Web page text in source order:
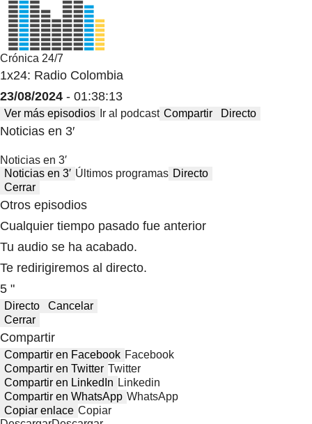
Crónica 24/7
1x24: Radio Colombia
23/08/2024 - 01:38:13
Ver más episodios Ir al podcast Compartir Directo
Noticias en 3′
Noticias en 3′
Noticias en 3′ Últimos programas Directo
Cerrar
Otros episodios
Cualquier tiempo pasado fue anterior
Tu audio se ha acabado.
Te redirigiremos al directo.
5 "
Directo
Cancelar
Cerrar
Compartir
Compartir en Facebook Facebook
Compartir en Twitter Twitter
Compartir en LinkedIn Linkedin
Compartir en WhatsApp WhatsApp
Copiar enlace Copiar